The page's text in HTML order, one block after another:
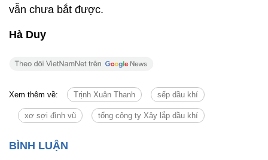
vẫn chưa bắt được.
Hà Duy
Xem thêm về: Trịnh Xuân Thanh sếp dầu khí
xơ sợi đình vũ tổng công ty Xây lắp dầu khí